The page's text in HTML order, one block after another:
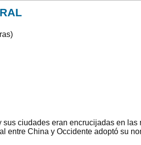
ciudades eran encrucijadas en las
entre China y Occidente adoptó su